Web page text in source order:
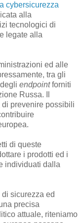
cybersicurezza
alla
tecnologici di
legate alla
ed alle
tra gli
endpointforniti
Russa. Il
prevenire possibili
di queste
i prodotti ed i
individuati dalla
sicurezza ed
precisa
attuale, riteniamo